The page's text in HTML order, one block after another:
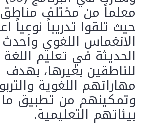
معلماً من مختلف مناطق
حيث تلقوا تدريباً نوعياً
الانغماس اللغوي
الحديثة في تعليم اللغة
للناطقين بغيرها، بهدف
مهاراتهم اللغوية
وتمكينهم من تطبيق
بيئاتهم التعليمية.